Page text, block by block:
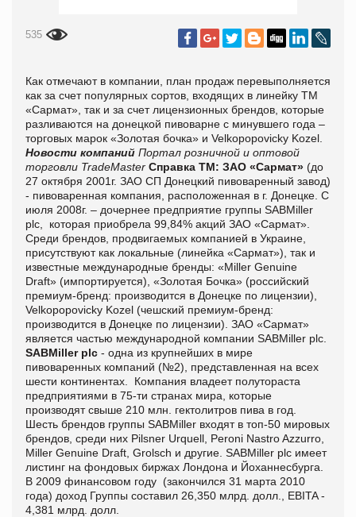
535
Как отмечают в компании, план продаж перевыполняется
как за счет популярных сортов, входящих в линейку ТМ
«Сармат», так и за счет лицензионных брендов, которые
разливаются на донецкой пивоварне с минувшего года –
торговых марок «Золотая бочка» и Velkopopovicky Kozel.
Новости компаний Портал розничной и оптовой
торговли TradeMaster Справка ТМ: ЗАО «Сармат» (до
27 октября 2001г. ЗАО СП Донецкий пивоваренный завод)
- пивоваренная компания, расположенная в г. Донецке. С
июля 2008г. – дочернее предприятие группы SABMiller
plc, которая приобрела 99,84% акций ЗАО «Сармат».
Среди брендов, продвигаемых компанией в Украине,
присутствуют как локальные (линейка «Сармат»), так и
известные международные бренды: «Miller Genuine
Draft» (импортируется), «Золотая Бочка» (российский
премиум-бренд: производится в Донецке по лицензии),
Velkopopovicky Kozel (чешский премиум-бренд:
производится в Донецке по лицензии). ЗАО «Сармат»
является частью международной компании SABMiller plc.
SABMiller plc - одна из крупнейших в мире
пивоваренных компаний (№2), представленная на всех
шести континентах. Компания владеет полутораста
предприятиями в 75-ти странах мира, которые
производят свыше 210 млн. гектолитров пива в год.
Шесть брендов группы SABMiller входят в топ-50 мировых
брендов, среди них Pilsner Urquell, Peroni Nastro Azzurro,
Miller Genuine Draft, Grolsch и другие. SABMiller plc имеет
листинг на фондовых биржах Лондона и Йоханнесбурга.
В 2009 финансовом году (закончился 31 марта 2010
года) доход Группы составил 26,350 млрд. долл., EBITA -
4,381 млрд. долл.